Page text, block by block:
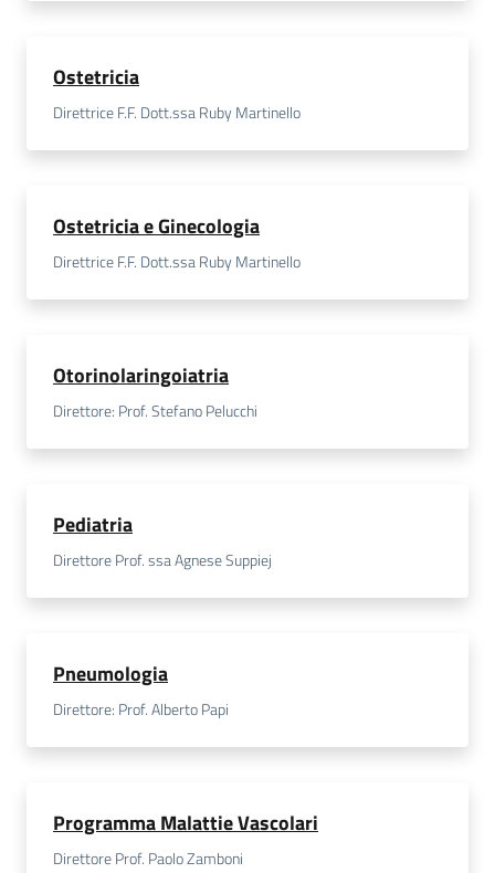
Ostetricia
Direttrice F.F. Dott.ssa Ruby Martinello
Ostetricia e Ginecologia
Direttrice F.F. Dott.ssa Ruby Martinello
Otorinolaringoiatria
Direttore: Prof. Stefano Pelucchi
Pediatria
Direttore Prof. ssa Agnese Suppiej
Pneumologia
Direttore: Prof. Alberto Papi
Programma Malattie Vascolari
Direttore Prof. Paolo Zamboni